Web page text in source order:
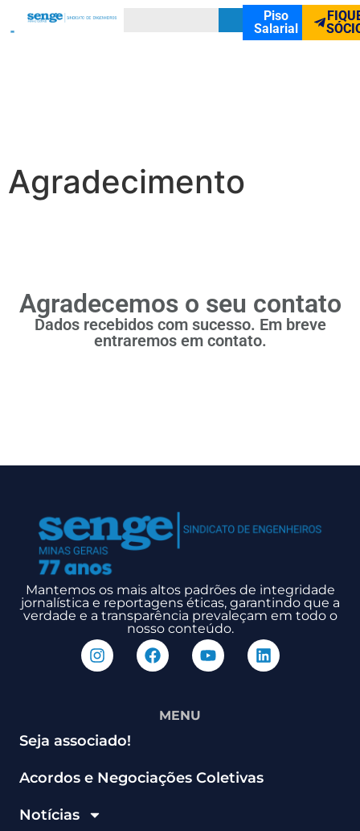
Piso
Salarial
Agradecimento
Agradecemos o seu contato
Dados recebidos com sucesso. Em breve
entraremos em contato.
Mantemos os mais altos padrões de integridade
jornalística e reportagens éticas, garantindo que a
verdade e a transparência prevaleçam em todo o
nosso conteúdo.
MENU
Seja associado!
Acordos e Negociações Coletivas
Notícias